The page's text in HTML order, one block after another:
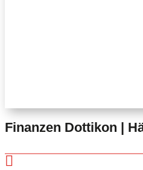
Finanzen Dottikon |
